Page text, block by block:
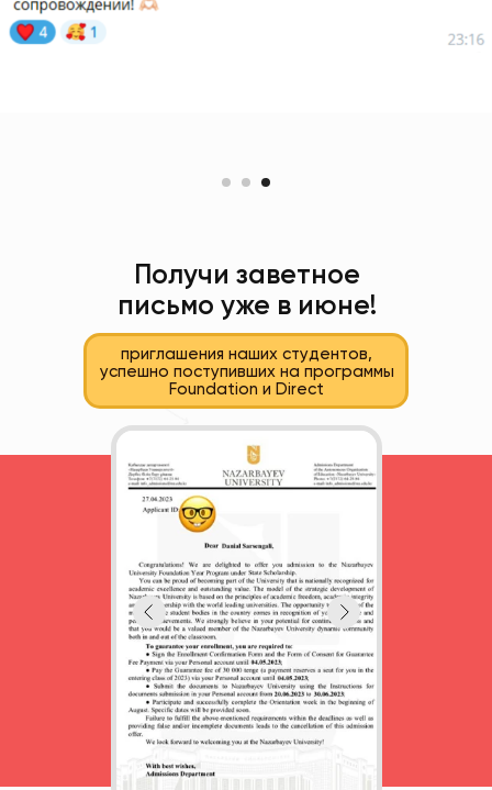
Получи заветное
письмо уже в июне!
приглашения наших студентов,
успешно поступивших на программы
Foundation и Direct